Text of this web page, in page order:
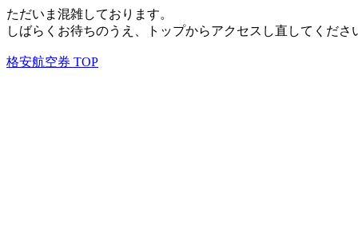
ただいま混雑しております。
しばらくお待ちのうえ、トップからアクセスし直してくださ
格安航空券 TOP